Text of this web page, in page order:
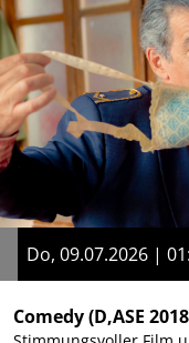
Do, 09.07.2026 |
Comedy(D,ASE